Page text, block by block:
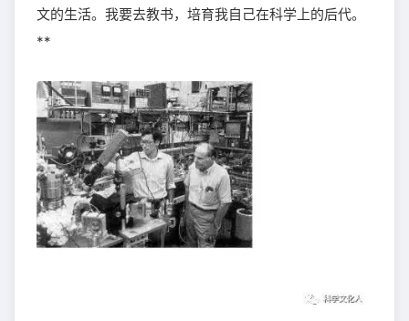
文的生活。我要去教书，培育我自己在科学上的后代。
**